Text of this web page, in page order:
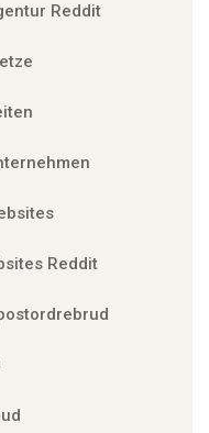
Reddit
Reddit